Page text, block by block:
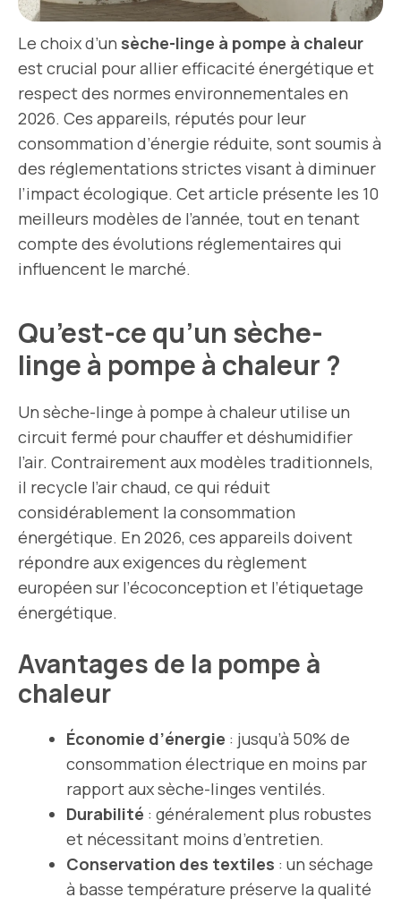
Le choix d’un sèche-linge à pompe à chaleur
est crucial pour allier efficacité énergétique et
respect des normes environnementales en
2026. Ces appareils, réputés pour leur
consommation d’énergie réduite, sont soumis à
des réglementations strictes visant à diminuer
l’impact écologique. Cet article présente les 10
meilleurs modèles de l’année, tout en tenant
compte des évolutions réglementaires qui
influencent le marché.
Qu’est-ce qu’un sèche-
linge à pompe à chaleur ?
Un sèche-linge à pompe à chaleur utilise un
circuit fermé pour chauffer et déshumidifier
l’air. Contrairement aux modèles traditionnels,
il recycle l’air chaud, ce qui réduit
considérablement la consommation
énergétique. En 2026, ces appareils doivent
répondre aux exigences du règlement
européen sur l’écoconception et l’étiquetage
énergétique.
Avantages de la pompe à
chaleur
Économie d’énergie : jusqu’à 50% de
consommation électrique en moins par
rapport aux sèche-linges ventilés.
Durabilité : généralement plus robustes
et nécessitant moins d’entretien.
Conservation des textiles : un séchage
à basse température préserve la qualité